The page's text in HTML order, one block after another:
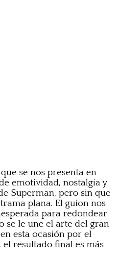
se nos presenta en
emotividad, nostalgia y
Superman, pero sin que
plana. El guion nos
para redondear
se le une el arte del gran
esta ocasión por el
el resultado final es más